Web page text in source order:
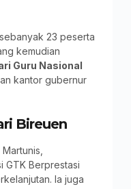
23 peserta
kemudian
Guru Nasional
kantor gubernur
Bireuen
GTK Berprestasi
Ia juga